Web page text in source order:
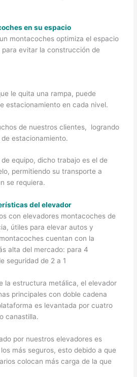
en su espacio
montacoches optimiza el espacio
evitar la construcción de
le quita una rampa, puede
estacionamiento en cada nivel.
de nuestros clientes, logrando
estacionamiento.
equipo, dicho trabajo es el de
permitiendo su transporte a
se requiera.
del elevador
con elevadores montacoches de
útiles para elevar autos y
cuentan con la
alta del mercado: para 4
seguridad de 2 a 1
la estructura metálica, el elevador
principales con doble cadena
es levantada por cuatro
canastilla.
por nuestros elevadores es
más seguros, esto debido a que
colocan más carga de la que